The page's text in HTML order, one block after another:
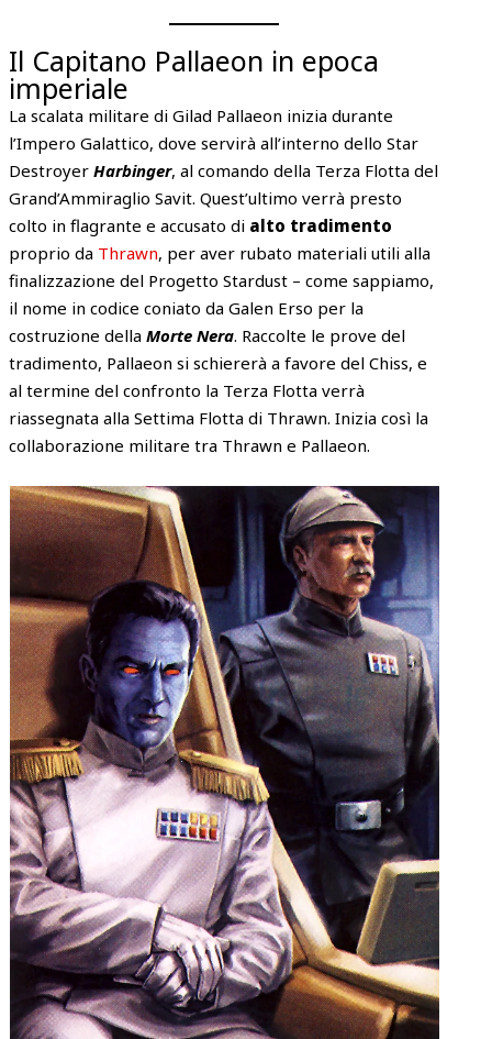
Il Capitano Pallaeon in epoca
imperiale
La scalata militare di Gilad Pallaeon inizia durante
l’Impero Galattico, dove servirà all’interno dello Star
DestroyerHarbinger, al comando della Terza Flotta del
Grand’Ammiraglio Savit. Quest’ultimo verrà presto
colto in flagrante e accusato di alto tradimento
proprio da Thrawn, per aver rubato materiali utili alla
finalizzazione del Progetto Stardust – come sappiamo,
il nome in codice coniato da Galen Erso per la
costruzione della Morte Nera. Raccolte le prove del
tradimento, Pallaeon si schiererà a favore del Chiss, e
al termine del confronto la Terza Flotta verrà
riassegnata alla Settima Flotta di Thrawn. Inizia così la
collaborazione militare tra Thrawn e Pallaeon.